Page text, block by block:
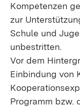
Kompetenzen
zur
Schule und
unbestritten.
Vor dem
Einbindung von
Programm bzw.